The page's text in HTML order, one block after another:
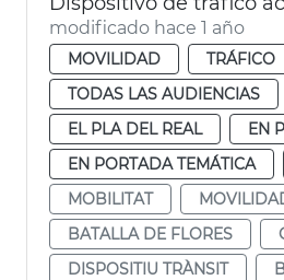
modificado hace 1 año
MOVILIDAD
TRÁFICO
TODAS LAS AUDIENCIAS
EL PLA DEL REAL
EN
EN PORTADA TEMÁTICA
MOBILITAT
BATALLA DE FLORES
DISPOSITIU TRÀNSIT